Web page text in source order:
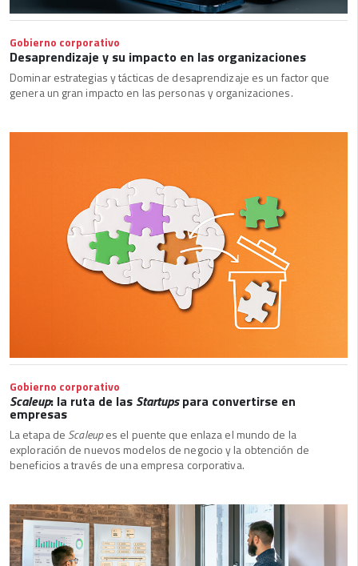
Gobierno corporativo
Desaprendizaje y su impacto en las organizaciones
Dominar estrategias y tácticas de desaprendizaje es un factor que
genera un gran impacto en las personas y organizaciones.
Gobierno corporativo
Scaleup: la ruta de las Startupspara convertirse en
empresas
La etapa de Scaleupes el puente que enlaza el mundo de la
exploración de nuevos modelos de negocio y la obtención de
beneficios a través de una empresa corporativa.